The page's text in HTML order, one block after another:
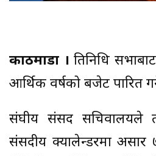
काठमाडौं । प्रतिनिधि
आर्थिक वर्षको बजेट पारित
संघीय संसद सचिवालयले
संसदीय क्यालेन्डरमा असार